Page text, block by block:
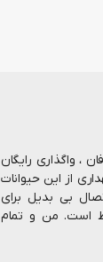
طنز کت فان ، واگذاری رایگان
از این حیوانات
بی بدیل برای
است. من و تمام
از حیوانات را